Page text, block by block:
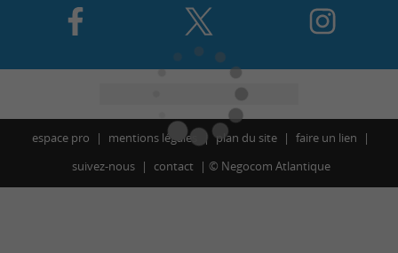
espace pro mentions légales plan du site
faire un lien
suivez-nous
contact © Negocom Atlantique